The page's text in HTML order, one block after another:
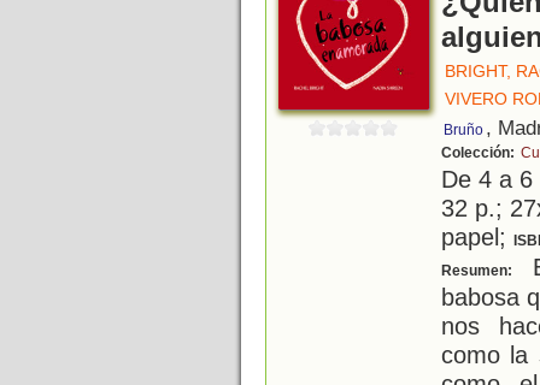
BRIGHT,
VIVERO
Bruño ,
Colección:
De 4 a
32 p.;
papel;
Resumen:
babosa
nos
como la